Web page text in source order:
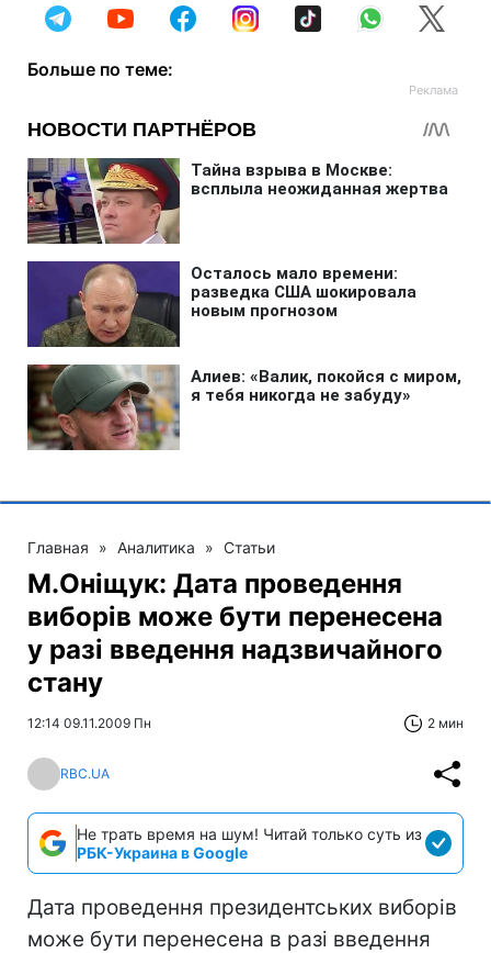
Больше по теме:
Главная » Аналитика » Статьи
М.Оніщук: Дата проведення
виборів може бути перенесена
у разі введення надзвичайного
стану
12:14 09.11.2009 Пн 2 мин
RBC.UA
Не трать время на шум! Читай только суть из
РБК-Украина в Google
Дата проведення президентських виборів
може бути перенесена в разі введення